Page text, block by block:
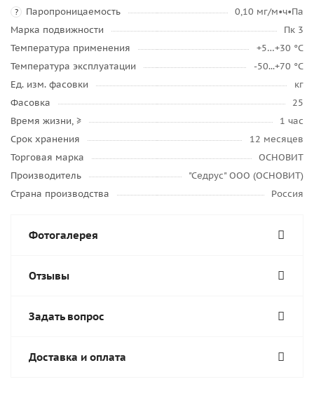
? Паропроницаемость
0,10 мг/м•ч•Па
Марка подвижности
Пк 3
Температура применения
+5…+30 °C
Температура эксплуатации
-50...+70 °C
Ед. изм. фасовки
кг
Фасовка
25
Время жизни, ≥
1 час
Срок хранения
12 месяцев
Торговая марка
ОСНОВИТ
Производитель
"Седрус" ООО (ОСНОВИТ)
Страна производства
Россия
Фотогалерея
Отзывы
Задать вопрос
Доставка и оплата